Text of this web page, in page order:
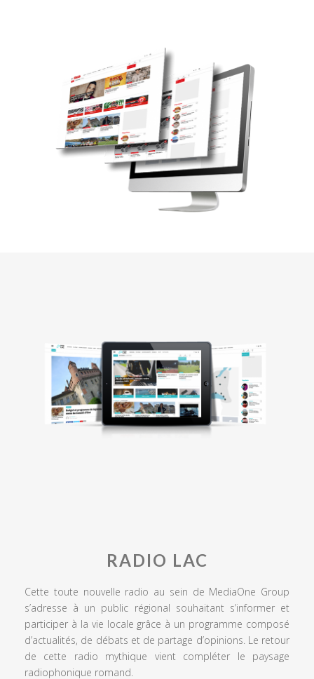
RADIO LAC
Cette toute nouvelle radio au sein de MediaOne Group
s’adresse à un public régional souhaitant s’informer et
participer à la vie locale grâce à un programme composé
d’actualités, de débats et de partage d’opinions. Le retour
de cette radio mythique vient compléter le paysage
radiophonique romand.